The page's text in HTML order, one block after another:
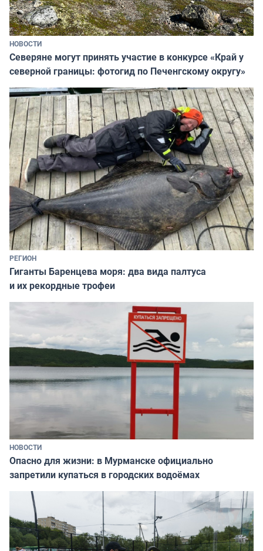
НОВОСТИ
Северяне могут принять участие в конкурсе «Край у
северной границы: фотогид по Печенгскому округу»
РЕГИОН
Гиганты Баренцева моря: два вида палтуса
и их рекордные трофеи
НОВОСТИ
Опасно для жизни: в Мурманске официально
запретили купаться в городских водоёмах